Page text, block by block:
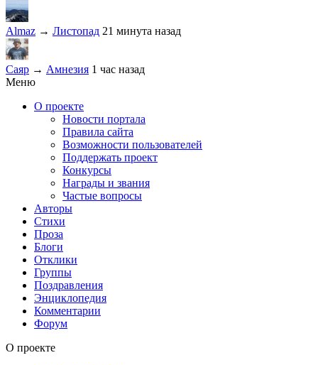
Almaz → Листопад 21 минута назад
Саяр → Амнезия 1 час назад
Меню
О проекте
Новости портала
Правила сайта
Возможности пользователей
Поддержать проект
Конкурсы
Награды и звания
Частые вопросы
Авторы
Стихи
Проза
Блоги
Отклики
Группы
Поздравления
Энциклопедия
Комментарии
Форум
О проекте